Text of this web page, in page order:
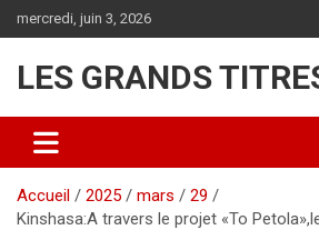
au
mercredi, juin 3, 2026
LES GRANDS
Accueil 2025 mars
29
Kinshasa:A travers le projet «To